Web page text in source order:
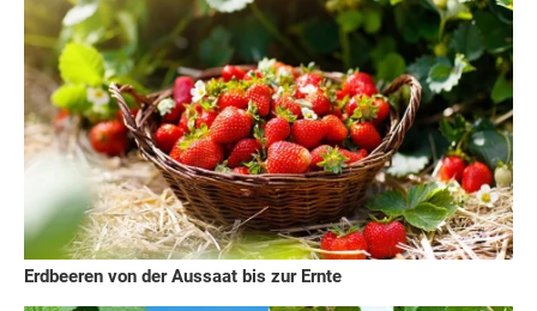
Erdbeeren von der Aussaat bis zur Ernte